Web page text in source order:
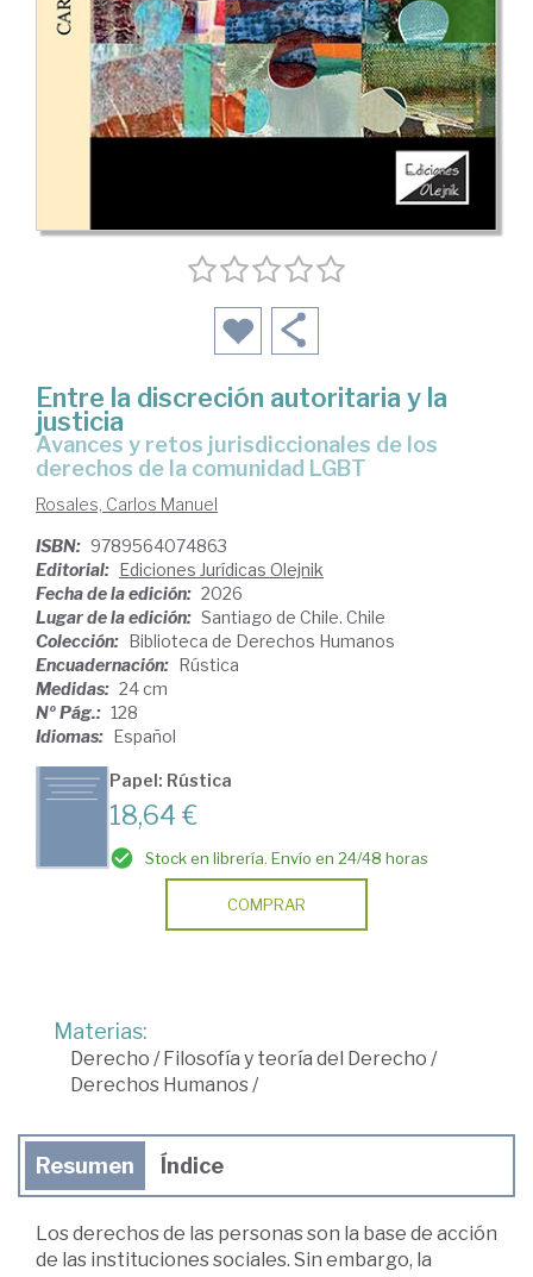
Entre la discreción autoritaria y la
justicia
Avances y retos jurisdiccionales de los
derechos de la comunidad LGBT
Rosales, Carlos Manuel
ISBN: 9789564074863
Editorial: Ediciones Jurídicas Olejnik
Fecha de la edición: 2026
Lugar de la edición: Santiago de Chile. Chile
Colección: Biblioteca de Derechos Humanos
Encuadernación: Rústica
Medidas: 24 cm
Nº Pág.: 128
Idiomas: Español
Papel: Rústica
18,64 €
Stock en librería. Envío en 24/48 horas
COMPRAR
Materias:
Derecho /Filosofía y teoría del Derecho /
Derechos Humanos/
Resumen Índice
Los derechos de las personas son la base de acción
de las instituciones sociales. Sin embargo, la